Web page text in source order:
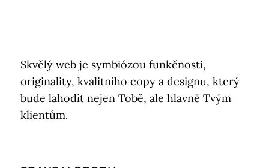
Skvělý web je symbiózou funkčnosti,
originality, kvalitního copy a designu, který
bude lahodit nejen Tobě, ale hlavně Tvým
klientům.